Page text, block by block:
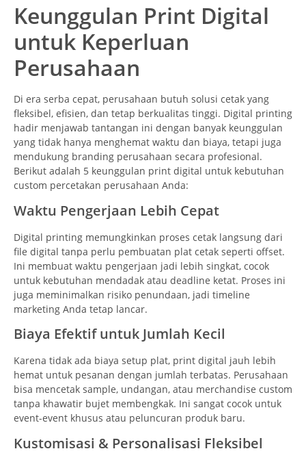
Keunggulan Print Digital
untuk Keperluan
Perusahaan
Di era serba cepat, perusahaan butuh solusi cetak yang
fleksibel, efisien, dan tetap berkualitas tinggi. Digital printing
hadir menjawab tantangan ini dengan banyak keunggulan
yang tidak hanya menghemat waktu dan biaya, tetapi juga
mendukung branding perusahaan secara profesional.
Berikut adalah 5 keunggulan print digital untuk kebutuhan
custom percetakan perusahaan Anda:
Waktu Pengerjaan Lebih Cepat
Digital printing memungkinkan proses cetak langsung dari
file digital tanpa perlu pembuatan plat cetak seperti offset.
Ini membuat waktu pengerjaan jadi lebih singkat, cocok
untuk kebutuhan mendadak atau deadline ketat. Proses ini
juga meminimalkan risiko penundaan, jadi timeline
marketing Anda tetap lancar.
Biaya Efektif untuk Jumlah Kecil
Karena tidak ada biaya setup plat, print digital jauh lebih
hemat untuk pesanan dengan jumlah terbatas. Perusahaan
bisa mencetak sample, undangan, atau merchandise custom
tanpa khawatir bujet membengkak. Ini sangat cocok untuk
event-event khusus atau peluncuran produk baru.
Kustomisasi & Personalisasi Fleksibel